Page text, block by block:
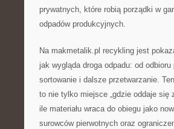
prywatnych, które robią porządki w
odpadów produkcyjnych.
Na makmetalik.pl recykling jest
jak wygląda droga odpadu: od
sortowanie i dalsze przetwarzanie.
to nie tylko miejsce „gdzie oddaje się
ile materiału wraca do obiegu jako
surowców pierwotnych oraz